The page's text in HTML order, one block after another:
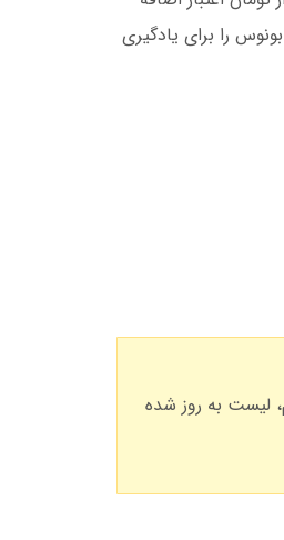
کنید. من این بونوس را برای یادگیری
تلگرام، لیست به روز شده